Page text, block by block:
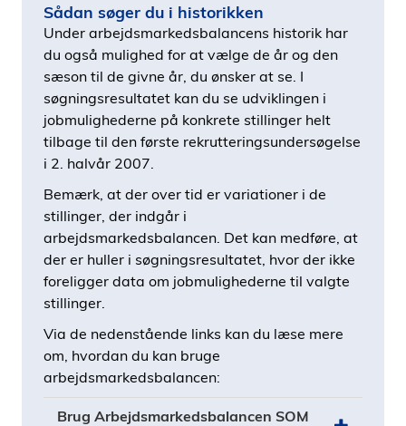
Sådan søger du i historikken
Under arbejdsmarkedsbalancens historik har
du også mulighed for at vælge de år og den
sæson til de givne år, du ønsker at se. I
søgningsresultatet kan du se udviklingen i
jobmulighederne på konkrete stillinger helt
tilbage til den første rekrutteringsundersøgelse
i 2. halvår 2007.
Bemærk, at der over tid er variationer i de
stillinger, der indgår i
arbejdsmarkedsbalancen. Det kan medføre, at
der er huller i søgningsresultatet, hvor der ikke
foreligger data om jobmulighederne til valgte
stillinger.
Via de nedenstående links kan du læse mere
om, hvordan du kan bruge
arbejdsmarkedsbalancen:
Brug Arbejdsmarkedsbalancen SOM